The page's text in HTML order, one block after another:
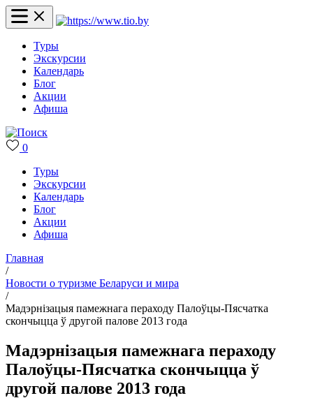
Туры
Экскурсии
Календарь
Блог
Акции
Афиша
0
Туры
Экскурсии
Календарь
Блог
Акции
Афиша
Главная
/
Новости о туризме Беларуси и мира
/
Мадэрнізацыя памежнага пераходу Палоўцы-Пясчатка
скончыцца ў другой палове 2013 года
Мадэрнізацыя памежнага пераходу
Палоўцы-Пясчатка скончыцца ў
другой палове 2013 года